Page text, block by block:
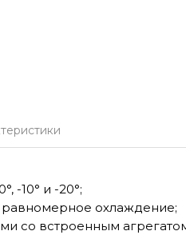
-10° и -20°;
равномерное охлаждение;
со встроенным